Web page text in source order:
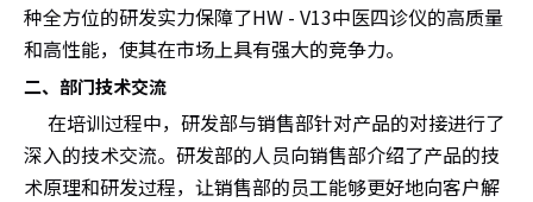
种全方位的研发实力保障了HW - V13中医四诊仪的高质量
和高性能，使其在市场上具有强大的竞争力。
二、部门技术交流
在培训过程中，研发部与销售部针对产品的对接进行了
深入的技术交流。研发部的人员向销售部介绍了产品的技
术原理和研发过程，让销售部的员工能够更好地向客户解